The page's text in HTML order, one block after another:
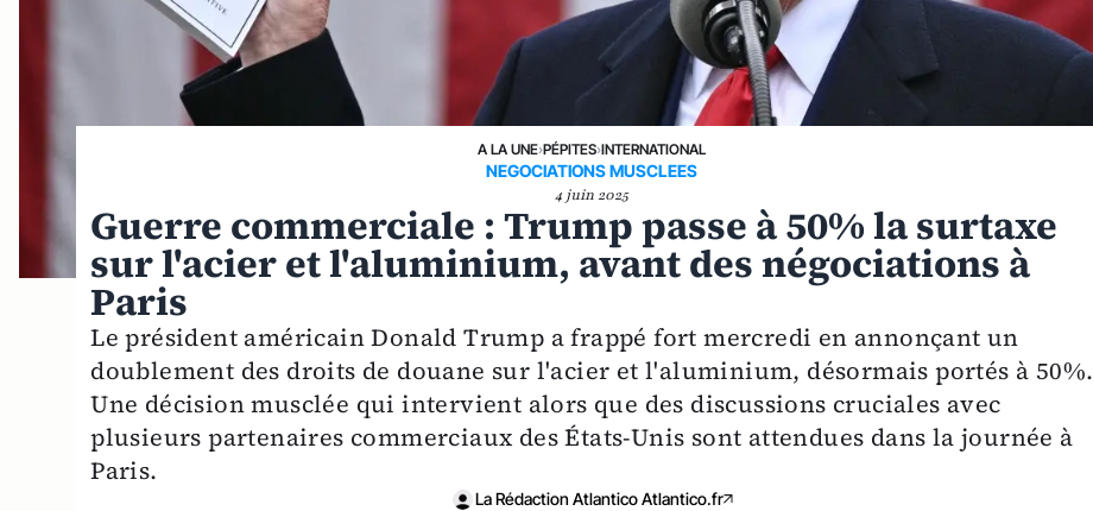
A LA UNE›PÉPITES›INTERNATIONAL
NEGOCIATIONS MUSCLEES
4 juin 2025
Guerre commerciale : Trump passe à 50% la surtaxe
sur l'acier et l'aluminium, avant des négociations à
Paris
Le président américain Donald Trump a frappé fort mercredi en annonçant un
doublement des droits de douane sur l'acier et l'aluminium, désormais portés à 50%.
Une décision musclée qui intervient alors que des discussions cruciales avec
plusieurs partenaires commerciaux des États-Unis sont attendues dans la journée à
Paris.
La Rédaction Atlantico Atlantico.fr